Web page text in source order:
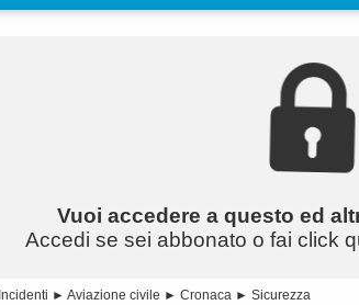
Vuoi accedere a questo ed
Accedi se sei abbonato o fai click
Incidenti ► Aviazione civile ► Cronaca ► Sicurezza